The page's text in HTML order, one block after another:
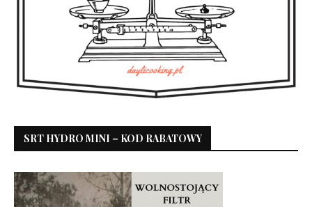
SRT HYDRO MINI – KOD RABATOWY